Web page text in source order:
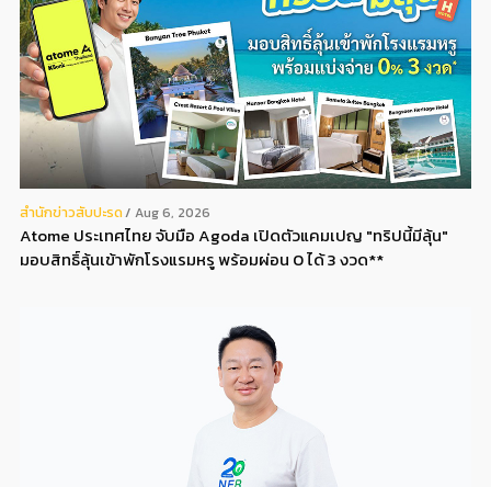
สํานักข่าวสับปะรด Aug 6, 2026
Atome ประเทศไทย จับมือ Agoda เปิดตัวแคมเปญ "ทริปนี้มีลุ้น"
มอบสิทธิ์ลุ้นเข้าพักโรงแรมหรู พร้อมผ่อน 0 ได้ 3 งวด**